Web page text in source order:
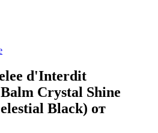
d'Interdit
Crystal Shine
Black) от